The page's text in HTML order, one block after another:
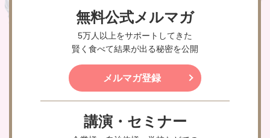
無料公式メルマガ
5万人以上をサポートしてきた
賢く食べて結果が出る秘密を公開
メルマガ登録
講演・セミナー